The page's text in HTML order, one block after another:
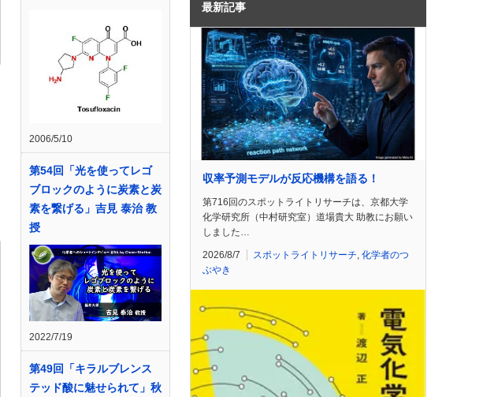
2006/5/10
第54回「光を使ってレゴ
ブロックのように炭素と炭
素を繋げる」吉見 泰治 教
授
2022/7/19
第49回「キラルブレンス
テッド酸に魅せられて」秋
最新記事
収率予測モデルが反応機構を語る！
第716回のスポットライトリサーチは、京都大学
化学研究所（中村研究室）道場貴大 助教にお願い
しました…
2026/8/7 スポットライトリサーチ 化学者のつ
ぶやき